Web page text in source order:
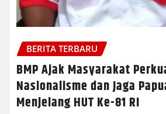
BERITA TERBARU
BMP Ajak Masyarakat
Nasionalisme dan Jaga
Menjelang HUT Ke-81 RI